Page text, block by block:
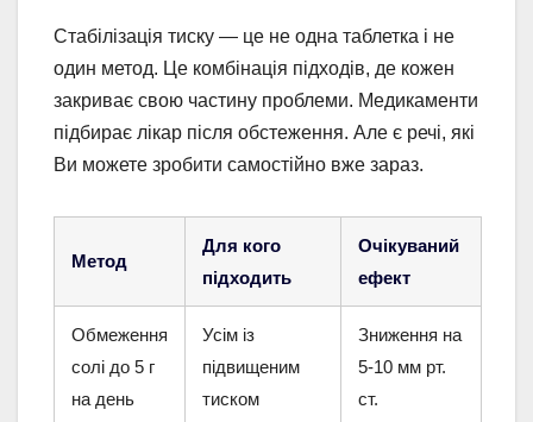
Стабілізація тиску — це не одна таблетка і не
один метод. Це комбінація підходів, де кожен
закриває свою частину проблеми. Медикаменти
підбирає лікар після обстеження. Але є речі, які
Ви можете зробити самостійно вже зараз.
Метод
Для кого
підходить
Очікуваний
ефект
Обмеження
солі до 5 г
на день
Усім із
підвищеним
тиском
Зниження на
5-10 мм рт.
ст.